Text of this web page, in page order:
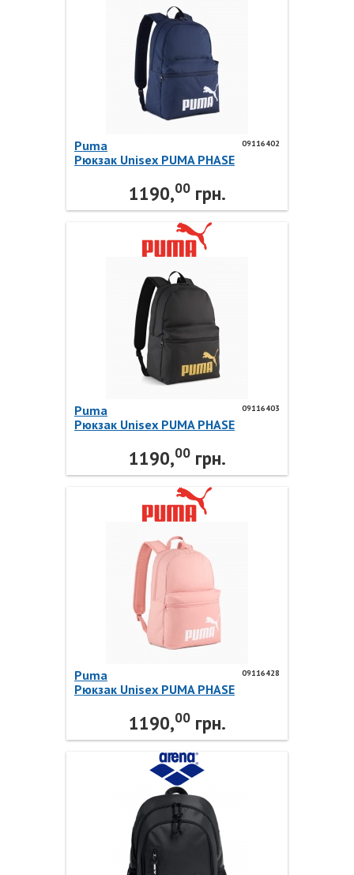
09116402
Puma
Рюкзак Unisex PUMA PHASE
1190,00грн.
09116403
Puma
Рюкзак Unisex PUMA PHASE
1190,00грн.
09116428
Puma
Рюкзак Unisex PUMA PHASE
1190,00грн.